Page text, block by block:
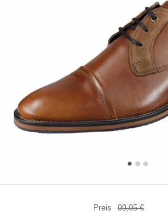
Preis 99,95 €